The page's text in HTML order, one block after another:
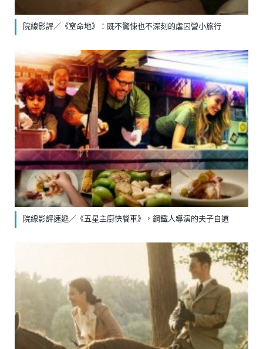
院線影評／《窒命地》：既不驚悚也不深刻的虐囚營小旅行
院線影評速遞／《五星主廚快餐車》，鋼鐵人導演的夫子自道